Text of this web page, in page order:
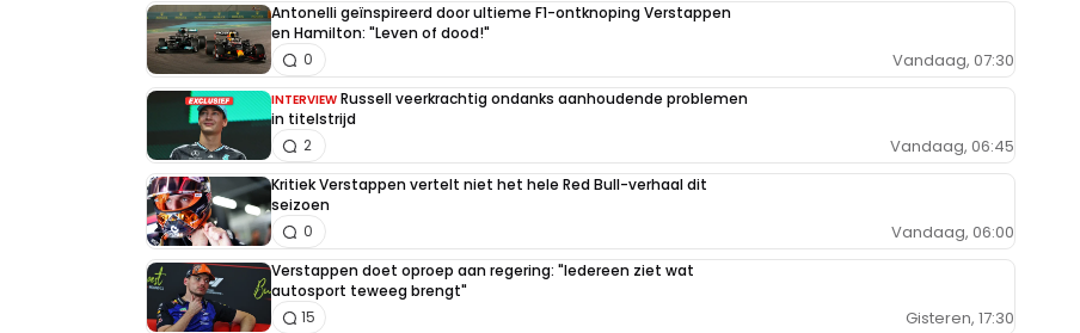
Antonelli geïnspireerd door ultieme F1-ontknoping Verstappen
en Hamilton: "Leven of dood!"
Vandaag, 07:30
0
INTERVIEW Russell veerkrachtig ondanks aanhoudende problemen
in titelstrijd
Vandaag, 06:45
2
Kritiek Verstappen vertelt niet het hele Red Bull-verhaal dit
seizoen
Vandaag, 06:00
0
Verstappen doet oproep aan regering: "Iedereen ziet wat
autosport teweeg brengt"
Gisteren, 17:30
15